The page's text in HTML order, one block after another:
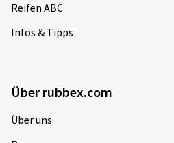
Reifen ABC
Infos & Tipps
Über rubbex.com
Über uns